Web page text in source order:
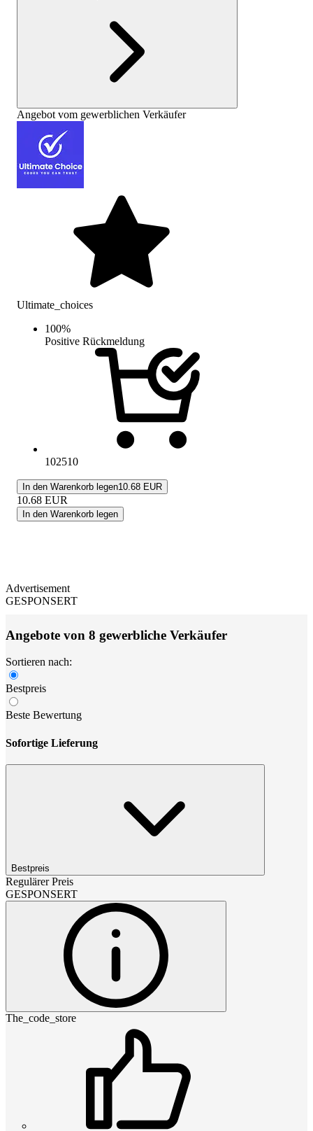
Angebot vom gewerblichen Verkäufer
Ultimate_choices
100%
Positive Rückmeldung
102510
In den Warenkorb legen10.68 EUR
10.68 EUR
In den Warenkorb legen
Advertisement
GESPONSERT
Angebote von 8 gewerbliche Verkäufer
Sortieren nach:
Bestpreis
Beste Bewertung
Sofortige Lieferung
Bestpreis
Regulärer Preis
GESPONSERT
The_code_store